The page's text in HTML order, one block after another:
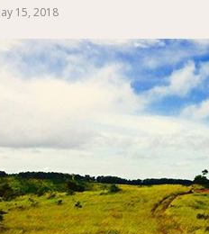
15, 2018